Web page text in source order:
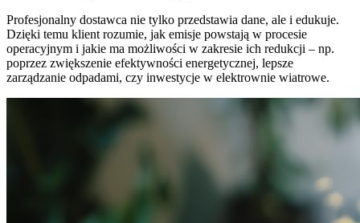
Profesjonalny dostawca nie tylko przedstawia dane, ale i edukuje.
Dzięki temu klient rozumie, jak emisje powstają w procesie
operacyjnym i jakie ma możliwości w zakresie ich redukcji – np.
poprzez zwiększenie efektywności energetycznej, lepsze
zarządzanie odpadami, czy inwestycje w elektrownie wiatrowe.